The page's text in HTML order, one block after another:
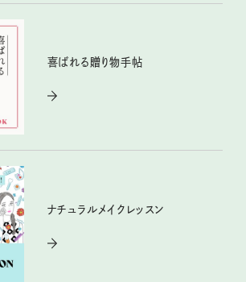
喜ばれる贈り物手帖
ナチュラルメイクレッスン